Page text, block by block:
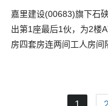
嘉里建设(00683)旗下石
出第1座最后1伙，为2楼
房四套房连两间工人房间